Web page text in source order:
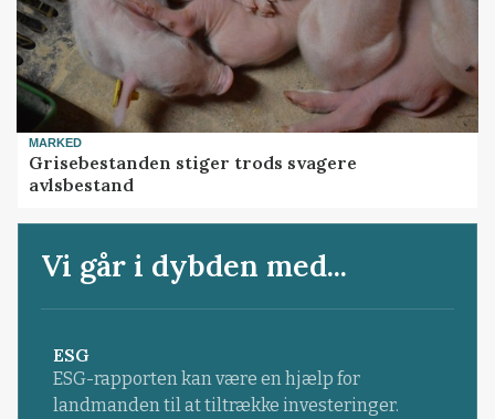
MARKED
Grisebestanden stiger trods svagere
avlsbestand
Vi går i dybden med...
ESG
ESG-rapporten kan være en hjælp for
landmanden til at tiltrække investeringer.